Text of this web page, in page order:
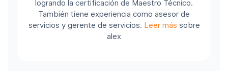
logrando la certificación de Maestro Técnico.
También tiene experiencia como asesor de
servicios y gerente de servicios. Leer más sobre
alex